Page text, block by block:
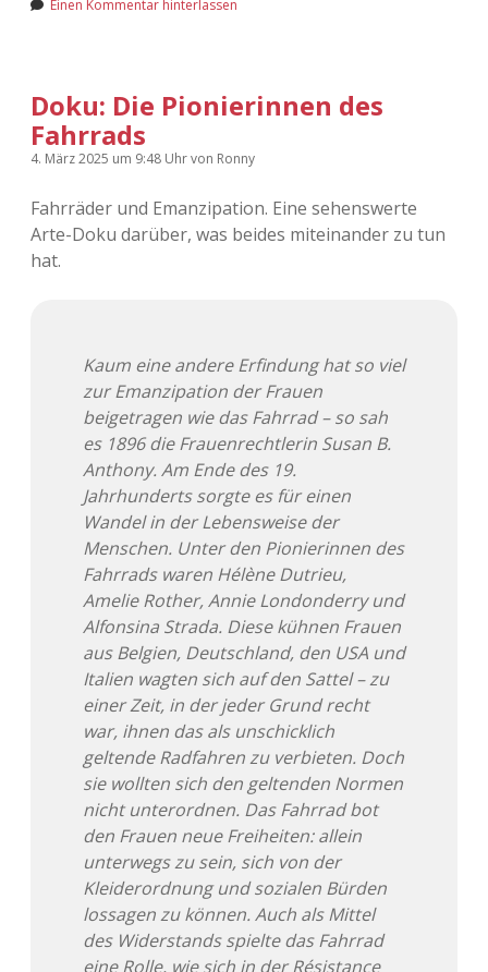
Einen Kommentar hinterlassen
Doku: Die Pionierinnen des
Fahrrads
4. März 2025 um 9:48 Uhrvon Ronny
Fahrräder und Emanzipation. Eine sehenswerte
Arte-Doku darüber, was beides miteinander zu tun
hat.
Kaum eine andere Erfindung hat so viel
zur Emanzipation der Frauen
beigetragen wie das Fahrrad – so sah
es 1896 die Frauenrechtlerin Susan B.
Anthony. Am Ende des 19.
Jahrhunderts sorgte es für einen
Wandel in der Lebensweise der
Menschen. Unter den Pionierinnen des
Fahrrads waren Hélène Dutrieu,
Amelie Rother, Annie Londonderry und
Alfonsina Strada. Diese kühnen Frauen
aus Belgien, Deutschland, den USA und
Italien wagten sich auf den Sattel – zu
einer Zeit, in der jeder Grund recht
war, ihnen das als unschicklich
geltende Radfahren zu verbieten. Doch
sie wollten sich den geltenden Normen
nicht unterordnen. Das Fahrrad bot
den Frauen neue Freiheiten: allein
unterwegs zu sein, sich von der
Kleiderordnung und sozialen Bürden
lossagen zu können. Auch als Mittel
des Widerstands spielte das Fahrrad
eine Rolle, wie sich in der Résistance